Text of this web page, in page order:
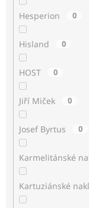
Hesperion 0
Hisland 0
HOST 0
Jiří Miček 0
Josef Byrtus 0
Karmelitánské
Kartuziánské